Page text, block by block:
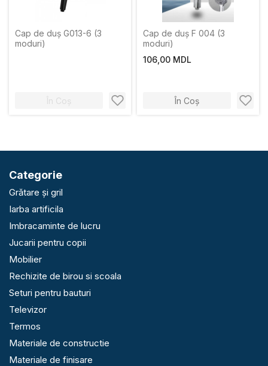
Cap de duș G013-6 (3
moduri)
În Coș
Cap de duș F 004 (3
moduri)
106,00 MDL
În Coș
Categorie
Grătare și gril
Iarba artificila
Imbracaminte de lucru
Jucarii pentru copii
Mobilier
Rechizite de birou si scoala
Seturi pentru bauturi
Televizor
Termos
Materiale de constructie
Materiale de finisare